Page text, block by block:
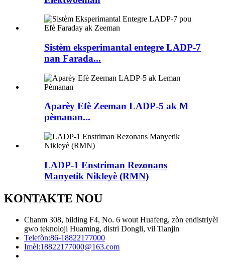
Sistèm eksperimantal entegre LADP-7
nan Farada...
Aparèy Efè Zeeman LADP-5 ak M
pèmanan...
LADP-1 Enstriman Rezonans
Manyetik Nikleyè (RMN)
KONTAKTE NOU
Chanm 308, bilding F4, No. 6 wout Huafeng, zòn endistriyèl
gwo teknoloji Huaming, distri Dongli, vil Tianjin
Telefòn:86-18822177000
Imèl:18822177000@163.com